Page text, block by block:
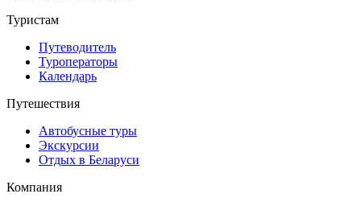
Туристам
Путеводитель
Туроператоры
Календарь
Путешествия
Автобусные туры
Экскурсии
Отдых в Беларуси
Компания